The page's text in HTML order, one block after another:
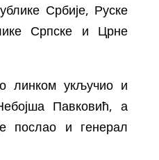
Србије, Руске
Српске и Црне
линком укључио и
Павковић, а
послао и генерал